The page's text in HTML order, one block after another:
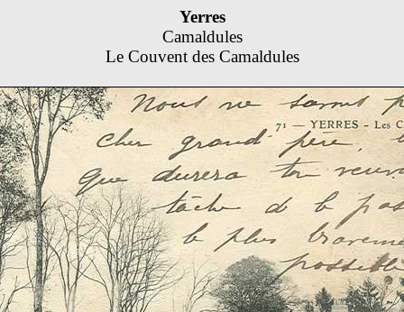
Yerres
Camaldules
Le Couvent des Camaldules